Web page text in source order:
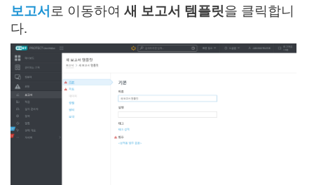
보고서 로 이동하여 새 보고서 템플릿을 클릭합니
다.